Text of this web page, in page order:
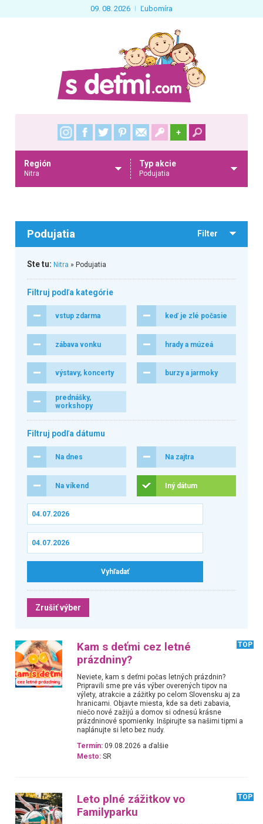
09. 08. 2026 Ľubomíra
+
Región
Nitra
Typ akcie
Podujatia
Podujatia Filter
Ste tu: Nitra » Podujatia
Filtruj podľa kategórie
vstup zdarma keď je zlé počasie
zábava vonku hrady a múzeá
výstavy, koncerty burzy a jarmoky
prednášky,
workshopy
Filtruj podľa dátumu
Na dnes Na zajtra
Na víkend Iný dátum
Zrušiť výber
Kam s deťmi cez letné
prázdniny?
TOP
Neviete, kam s deťmi počas letných prázdnin?
Pripravili sme pre vás výber overených tipov na
výlety, atrakcie a zážitky po celom Slovensku aj za
hranicami. Objavte miesta, kde sa deti zabavia,
niečo nové zažijú a domov si odnesú krásne
prázdninové spomienky. Inšpirujte sa našimi tipmi a
naplánujte si leto bez nudy.
Termín: 09.08.2026 a ďalšie
Mesto: SR
Leto plné zážitkov vo
Familyparku
TOP